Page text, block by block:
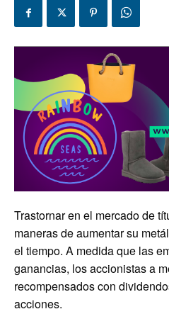
Trastornar en el mercado de
maneras de aumentar su
el tiempo. A medida que las
ganancias, los accionistas a
recompensados ​​con
acciones.